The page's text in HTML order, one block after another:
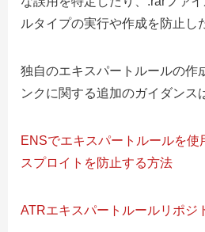
ルタイプの実行や作成を防止し
独自のエキスパートルールの作
ンクに関する追加のガイダンス
ENSでエキスパートルールを使
スプロイトを防止する方法
ATRエキスパートルールリポジ